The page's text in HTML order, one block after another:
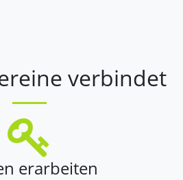
verbindet
erarbeiten